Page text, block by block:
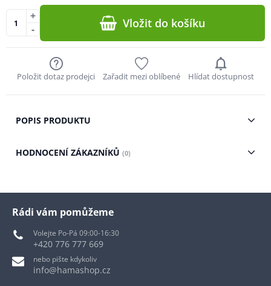
-
+ Vložit do košíku
Položit dotaz prodejci Zařadit mezi oblíbené Hlídat dostupnost
POPIS PRODUKTU
HODNOCENÍ ZÁKAZNÍKŮ (0)
Rádi vám pomůžeme
Volejte Po-Pá 09:00-16:30
+420 776 777 669
nebo pište kdykoliv
info@hamashop.cz